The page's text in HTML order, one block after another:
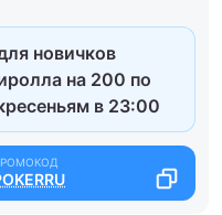
новичков
на 200 по
в 23:00